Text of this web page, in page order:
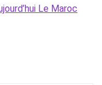
Le Maroc